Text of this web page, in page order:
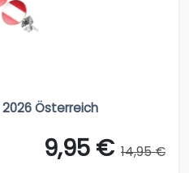
Österreich
9,95 € 14,95 €